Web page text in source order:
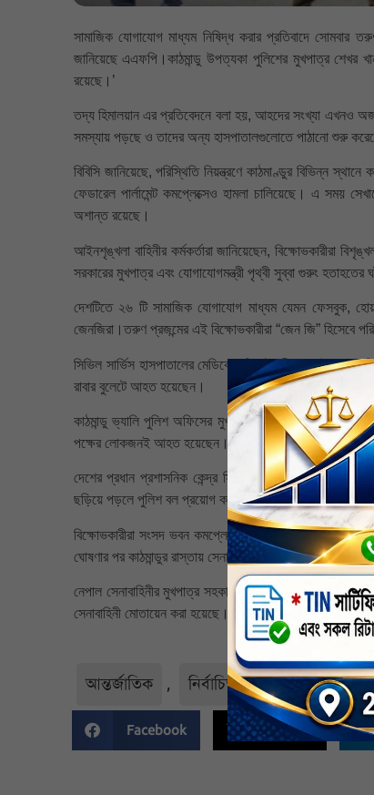
সামাজিক যোগাযোগ মাধ্যম নিষিদ্ধ করার প্রতিবাদে সোমবার
জানিয়েছে এএফপি।কাঠমান্ডু উপত্যকা পুলিশের মুখপাত্র শেখর
রয়েছে।’
তদ্য হিমালয়ান এর প্রতিবেদনে বলা হয়, আহদের সংখ্যা এখনও
সমস্যায় পড়ছে ও তাদের অন্য হাসপাতালগুলোতে পাঠানো শুরু
বিবিসি জানিয়েছে, পরিস্থিতি নিয়ন্ত্রণে কাঠমাণ্ডুর বিভিন্ন
ফেডারেল পার্লামেন্ট কমপ্লেক্সেও হামলা চালিয়েছে। এ সময়
অশান্ত রয়েছে।
আইনশৃঙ্খলা বাহিনীর কর্মকর্তারা জানিয়েছেন, বিক্ষোভকারীরা
সরকারের মুখপাত্র এবং যোগাযোগমন্ত্রী পৃথ্বী সুব্বা গুরুং
দেশটিতে ২৬ টি সামাজিক যোগাযোগ মাধ্যম যেমন ফেসবুক,
জেনজিরা।তরুণ প্রজন্মের এই বিক্ষোভকারীরা “জেন জি” হিসেবে
সিভিল সার্ভিস হাসপাতালের মেডিকেল ডিরেক্টর দীপক
রাবার বুলেটে আহত হয়েছেন।
কাঠমান্ডু ভ্যালি পুলিশ অফিসের মুখপাত্র শেখর খানাল
পক্ষের লোকজনই আহত হয়েছেন।” সমাবেশ চলাকালীন সংঘর্ষের
দেশের প্রধান প্রশাসনিক কেন্দ্র সিংহ দরবারের কাছে
ছড়িয়ে পড়লে পুলিশ বল প্রয়োগ করে এবং স্থানীয় প্রশাসন ওই
বিক্ষোভকারীরা সংসদ ভবন কমপ্লেক্সে প্রবেশ করলে আজ সোমবার
ঘোষণার পর কাঠমান্ডুর রাস্তায় সেনাবাহিনী মোতায়েন করা হয়েছে।
নেপাল সেনাবাহিনীর মুখপাত্র সহকারী লেফটেন্যান্ট জেনারেল
সেনাবাহিনী মোতায়েন করা হয়েছে।
আন্তর্জাতিক , নির্বাচিত , সর্বশেষ ,
Facebook Twitter